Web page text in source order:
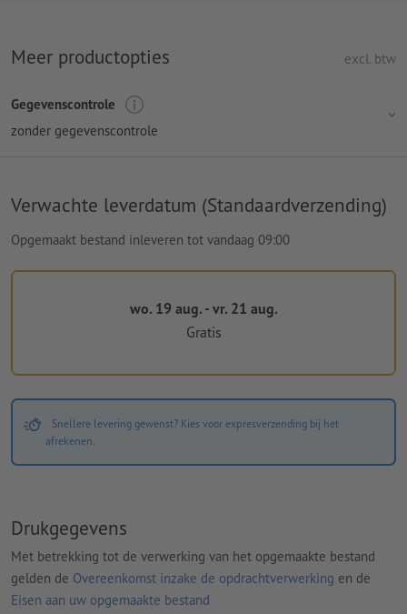
Meer productopties excl. btw
Gegevenscontrole
zonder gegevenscontrole
Verwachte leverdatum (Standaardverzending)
Opgemaakt bestand inleveren tot vandaag 09:00
wo. 19 aug. - vr. 21 aug.
Gratis
Snellere levering gewenst? Kies voor expresverzending bij het
afrekenen.
Drukgegevens
Met betrekking tot de verwerking van het opgemaakte bestand
gelden de Overeenkomst inzake de opdrachtverwerking en de
Eisen aan uw opgemaakte bestand